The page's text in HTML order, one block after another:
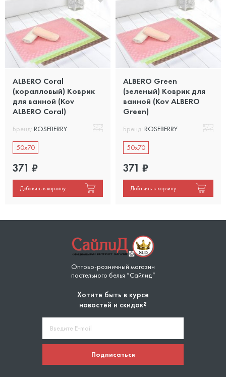
ALBERO Coral
(коралловый) Коврик
для ванной (Kov
ALBERO Coral)
Бренд: ROSEBERRY
50x70
371 ₽
Добавить в корзину
ALBERO Green
(зеленый) Коврик для
ванной (Kov ALBERO
Green)
Бренд: ROSEBERRY
50x70
371 ₽
Добавить в корзину
Оптово-розничный магазин
постельного белья “Сайлид”
Хотите быть в курсе
новостей и скидок?
Подписаться